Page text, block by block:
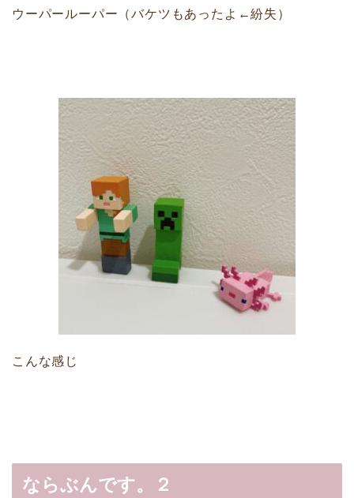
ウーパールーパー（バケツもあったよ←紛失）
こんな感じ
ならぶんです。２